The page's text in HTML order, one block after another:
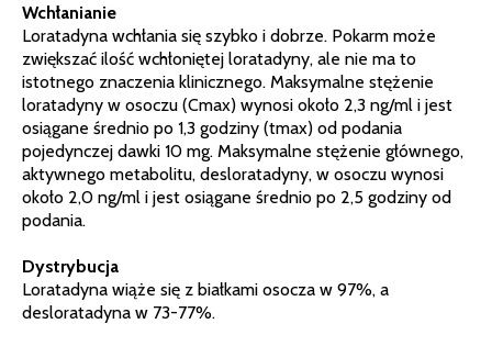
Wchłanianie
Loratadyna wchłania się szybko i dobrze. Pokarm może
zwiększać ilość wchłoniętej loratadyny, ale nie ma to
istotnego znaczenia klinicznego. Maksymalne stężenie
loratadyny w osoczu (Cmax) wynosi około 2,3 ng/ml i jest
osiągane średnio po 1,3 godziny (tmax) od podania
pojedynczej dawki 10 mg. Maksymalne stężenie głównego,
aktywnego metabolitu, desloratadyny, w osoczu wynosi
około 2,0 ng/ml i jest osiągane średnio po 2,5 godziny od
podania.
Dystrybucja
Loratadyna wiąże się z białkami osocza w 97%, a
desloratadyna w 73-77%.